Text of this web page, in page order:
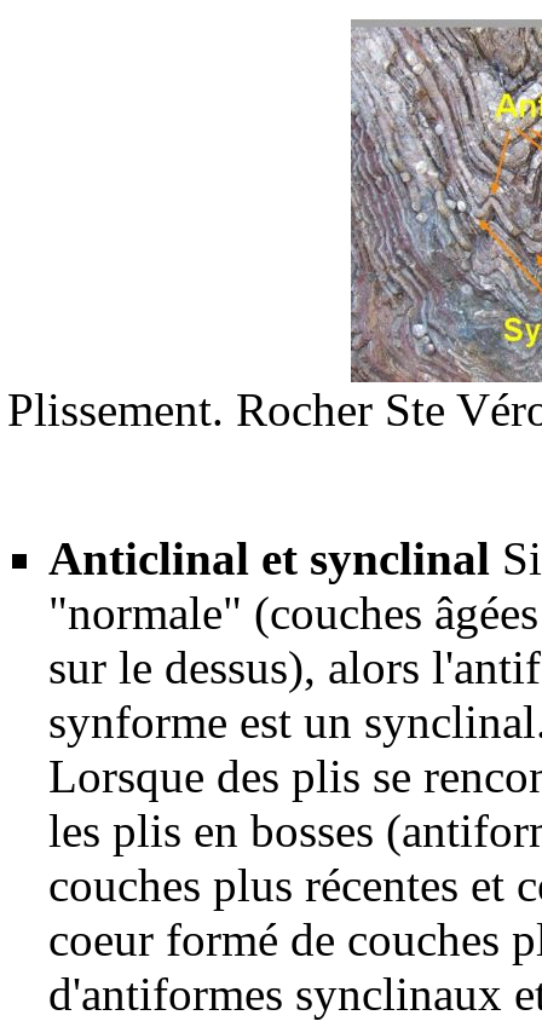
Plissement. Rocher Ste
Anticlinal et synclinal
"normale" (couches
sur le dessus), alors
synforme est un synclinal
Lorsque des plis se
les plis en bosses
couches plus récentes et
coeur formé de couches
d'antiformes synclinaux